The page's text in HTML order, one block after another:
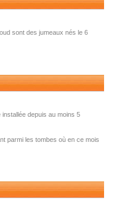
sont des jumeaux nés le 6
depuis au moins 5
parmi les tombes où en ce mois